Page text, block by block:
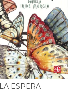
LA ESPERA